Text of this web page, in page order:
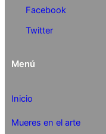
Facebook
Twitter
Menú
Inicio
Mueres en el arte